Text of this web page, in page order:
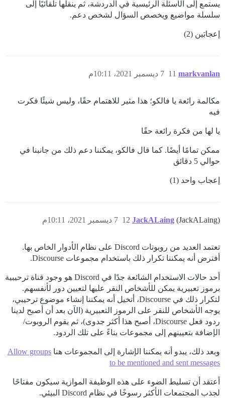
يستمع إلى الأسئلة الرئيسية في الدردشة، ثم ينقلها تلقائيًا إلى
سلسلة مواضيع ويخصص السؤال لشخص دعم.
إعجابَين (2)
markvanlan 7 ديسمبر 2021، 10:11م 11
مكالمة رائعة يا فالكو؛ هذا مثير للاهتمام حقًا، وليس شيئًا فكرت
فيه
يا لها من فكرة رائعة حقًا
ممكن تمامًا أيضًا. كما قال فالكو، يمكننا دعم ذلك من جانبنا في
حوالي 5 دقائق
إعجاب واحد (1)
JackALaing (JackALaing) 7 ديسمبر 2021، 10:11م 12
تعتمد العديد من روبوتات Discord على نظام الأدوار الخاص بها.
أفترض أنه يمكننا تكرار ذلك باستخدام مجموعات Discourse.
أحد حالات الاستخدام الشائعة جدًا في Discord هو وجود قناة ترحيبية
برموز تعبيرية يمكن للأشخاص النقر عليها لتعيين دور لأنفسهم.
لتكرار ذلك في Discourse، أتخيل أنه يمكننا إنشاء موضوع ترحيبي،
يوجه الأشخاص للنقر على الرموز التعبيرية (الآن بعد أن أصبح لدينا
ردود فعل Discourse، أصبح هذا أكثر جدوى)، ثم يقوم الروبوت/
الإضافة بتعيينهم إلى مجموعات بناءً على تلك الردود.
وبعد ذلك، يبدو أنه يمكننا الإشارة إلى المجموعات هنا Allow groups
to be mentioned and sent messages
أعتقد أن تسليط الضوء على هذه الوظيفة الموازية سيكون مفتاحًا
لجذب المجتمعات الأكثر رسوخًا في نظام Discord البيئي.